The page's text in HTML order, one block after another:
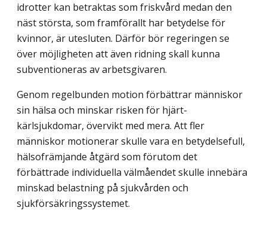
idrotter kan betraktas som friskvård medan den
näst största, som framförallt har betydelse för
kvinnor, är utesluten. Därför bör regeringen se
över möjligheten att även ridning skall kunna
subventioneras av arbetsgivaren.
Genom regelbunden motion förbättrar människor
sin hälsa och minskar risken för hjärt-
kärlsjukdomar, övervikt med mera. Att fler
människor motionerar skulle vara en betydelsefull,
hälsofrämjande åtgärd som förutom det
förbättrade individuella välmåendet skulle innebära
minskad belastning på sjukvården och
sjukförsäkringssystemet.